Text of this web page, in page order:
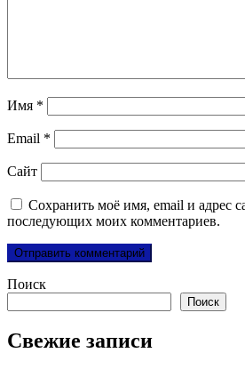
Имя *
Email *
Сайт
Сохранить моё имя, email и адрес
последующих моих комментариев.
Поиск
Поиск
Свежие записи